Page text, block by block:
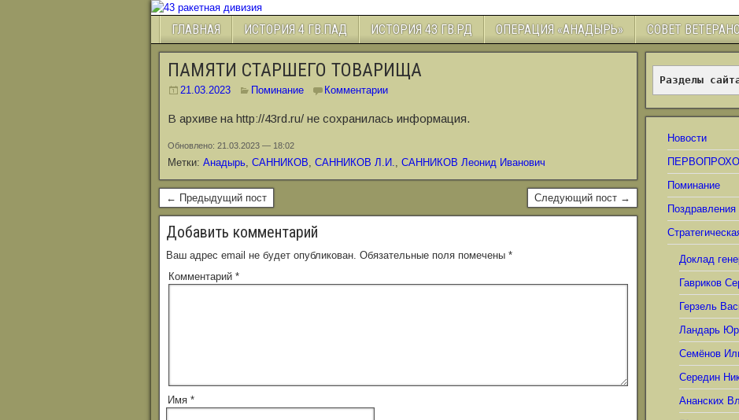
ГЛАВНАЯ ИСТОРИЯ 4 ГВ.ПАД ИСТОРИЯ 43 ГВ.РД ОПЕРАЦИЯ «АНАДЫРЬ» СОВЕТ
ПАМЯТИ СТАРШЕГО ТОВАРИЩА
21.03.2023 Поминание Комментарии
В архиве на http://43rd.ru/ не сохранилась информация.
Обновлено: 21.03.2023 — 18:02
Метки: Анадырь, САННИКОВ, САННИКОВ Л.И., САННИКОВ Леонид Иванович
← Предыдущий пост Следующий пост →
Добавить комментарий
Ваш адрес email не будет опубликован. Обязательные поля помечены *
Комментарий *
Имя *
Разделы
Новости
Поминание
Поздравления
Доклад
Гавриков
Герзель
Ландарь
Семёнов
Середин
Ананских